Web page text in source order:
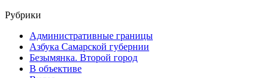
Рубрики
Административные границы
Азбука Самарской губернии
Безымянка. Второй город
В объективе